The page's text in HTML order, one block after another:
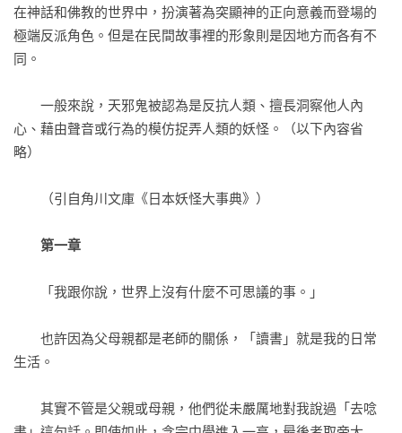
在神話和佛教的世界中，扮演著為突顯神的正向意義而登場的
極端反派角色。但是在民間故事裡的形象則是因地方而各有不
同。
一般來說，天邪鬼被認為是反抗人類、擅長洞察他人內
心、藉由聲音或行為的模仿捉弄人類的妖怪。（以下內容省
略）
（引自角川文庫《日本妖怪大事典》）
第一章
「我跟你說，世界上沒有什麼不可思議的事。」
也許因為父母親都是老師的關係，「讀書」就是我的日常
生活。
其實不管是父親或母親，他們從未嚴厲地對我說過「去唸